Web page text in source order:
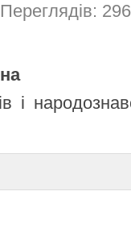
Переглядів:
і